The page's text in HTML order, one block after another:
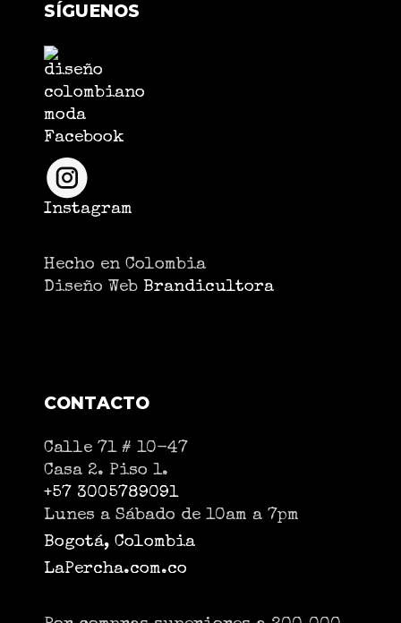
SÍGUENOS
Facebook
Instagram
Hecho en Colombia
Diseño Web Brandicultora
CONTACTO
Calle 71 # 10-47
Casa 2. Piso 1.
+57 3005789091
Lunes a Sábado de 10am a 7pm
Bogotá, Colombia
LaPercha.com.co